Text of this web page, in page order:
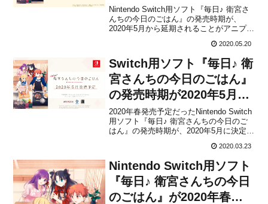
ら延期に！
Nintendo Switch用ソフト『毎日♪ 衛宮さ
んちの今日のごはん』の発売時期が、
2020年5月から延期されることがアニプレ
は、「新型コロナウイルスの感染拡大に
よる開発遅延に伴い」としています。な
お、変更後の発売日については改めてお
知らせ...
2020.05.20
Switch用ソフト『毎日♪ 衛
宮さんちの今日のごはん』
の発売時期が2020年5月に
決定！第1弾PVも公開
2020年春発売予定だったNintendo Switch
用ソフト『毎日♪ 衛宮さんちの今日のご
はん』の発売時期が、2020年5月に決定し
した。販売価格は未定です。下記に新し
いトレーラー「第1弾PV」が公開されて
いるので、興味のある方はチェックし...
2020.03.23
Nintendo Switch用ソフト
『毎日♪ 衛宮さんちの今日
のごはん』が2020年春に